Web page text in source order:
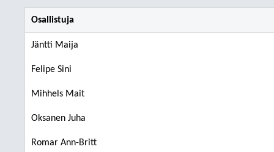
Osallistuja
Jäntti Maija
Felipe Sini
Mihhels Mait
Oksanen Juha
Romar Ann-Britt